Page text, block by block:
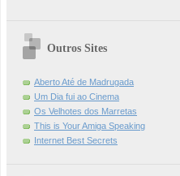
Outros Sites
Aberto Até de Madrugada
Um Dia fui ao Cinema
Os Velhotes dos Marretas
This is Your Amiga Speaking
Internet Best Secrets